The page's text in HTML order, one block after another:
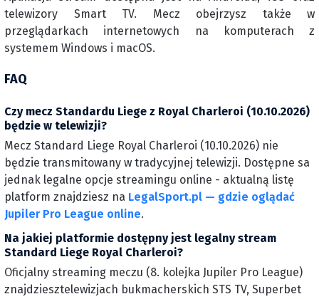
telewizory Smart TV. Mecz obejrzysz także w
przeglądarkach internetowych na komputerach z
systemem Windows i macOS.
FAQ
Czy mecz Standardu Liege z Royal Charleroi (10.10.2026)
będzie w telewizji?
Mecz Standard Liege Royal Charleroi (10.10.2026) nie
będzie transmitowany w tradycyjnej telewizji. Dostępne sa
jednak legalne opcje streamingu online - aktualną listę
platform znajdziesz na LegalSport.pl — gdzie oglądać
Jupiler Pro League online.
Na jakiej platformie dostępny jest legalny stream
Standard Liege Royal Charleroi?
Oficjalny streaming meczu (8. kolejka Jupiler Pro League)
znajdziesztelewizjach bukmacherskich STS TV, Superbet